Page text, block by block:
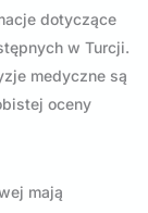
dotyczące
w Turcji.
medyczne są
oceny
mają